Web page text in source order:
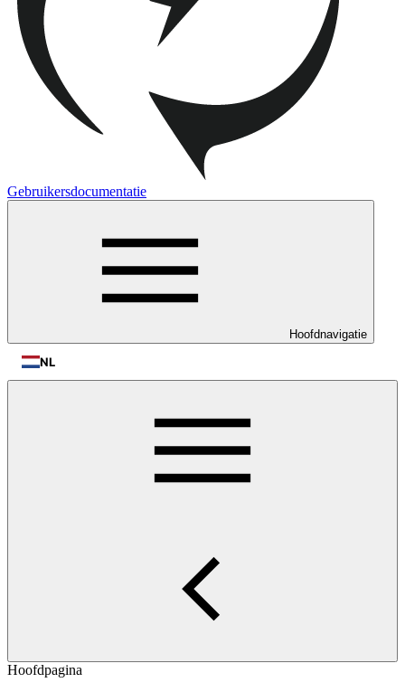
Gebruikersdocumentatie
Hoofdnavigatie
NL
Hoofdpagina